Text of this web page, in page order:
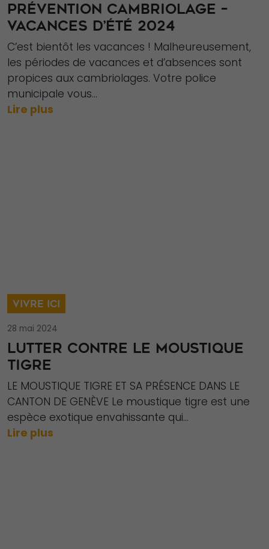
PRÉVENTION CAMBRIOLAGE –
VACANCES D’ÉTÉ 2024
C’est bientôt les vacances ! Malheureusement,
les périodes de vacances et d’absences sont
propices aux cambriolages. Votre police
municipale vous...
Lire plus
VIVRE ICI
28 mai 2024
LUTTER CONTRE LE MOUSTIQUE
TIGRE
LE MOUSTIQUE TIGRE ET SA PRÉSENCE DANS LE
CANTON DE GENÈVE Le moustique tigre est une
espèce exotique envahissante qui...
Lire plus
nécessaires au
du site Web.